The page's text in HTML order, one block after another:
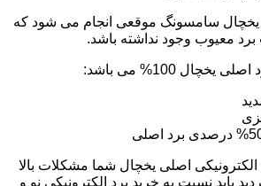
یخچال سامسونگ موقعی انجام می شود که
برد معیوب وجود نداشته باشد.
100% می باشد:
اصلی یخچال شما مشکلات بالا
باید نسبت به خرید برد الکترونیکی نو و